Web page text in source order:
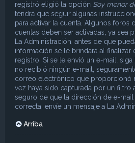
registró eligió la opción Soy menor
tendrá que seguir algunas
para activar la cuenta. Algunos foros
cuentas deben ser activadas, ya sea
La Administración, antes de que
información se le brindará al
registro. Si se le envió un e-mail, siga
no recibió ningún e-mail,
correo electrónico que proporcionó
vez haya sido capturada por un filtro
seguro de que la dirección de e-
correcta, envíe un mensaje a La
Arriba